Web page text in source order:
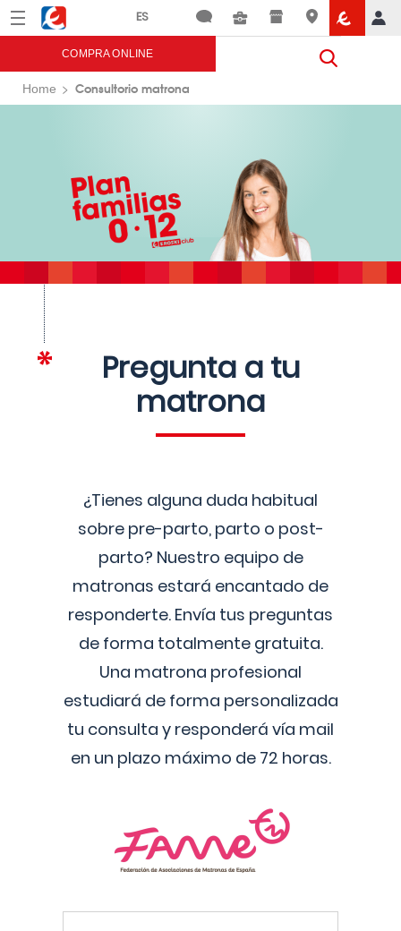
Menú Eroski
COMPRA ONLINE
Home Consultorio matrona
Pregunta a tu
matrona
¿Tienes alguna duda habitual
sobre pre-parto, parto o post-
parto? Nuestro equipo de
matronas estará encantado de
responderte. Envía tus preguntas
de forma totalmente gratuita.
Una matrona profesional
estudiará de forma personalizada
tu consulta y responderá vía mail
en un plazo máximo de 72 horas.